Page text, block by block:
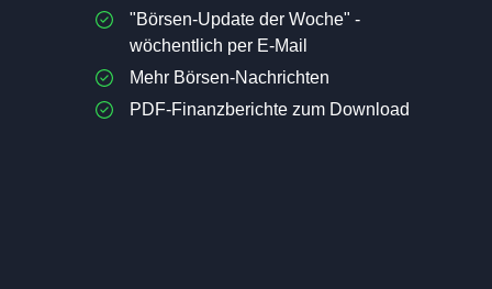
"Börsen-Update der Woche" -
wöchentlich per E-Mail
Mehr Börsen-Nachrichten
PDF-Finanzberichte zum Download